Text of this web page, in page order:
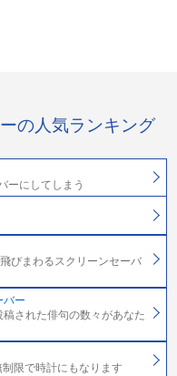
の人気ランキング
ーにしてしまう
びまわるスクリーンセーバ
バー
された俳句の数々があなた
限で時計にもなります